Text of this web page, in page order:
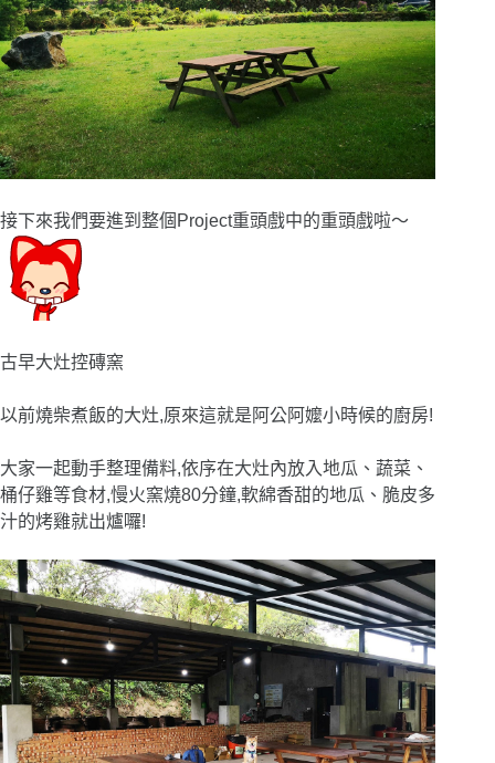
接下來我們要進到整個Project重頭戲中的重頭戲啦〜
古早大灶控磚窯
以前燒柴煮飯的大灶,原來這就是阿公阿嬤小時候的廚房!
大家一起動手整理備料,依序在大灶內放入地瓜、蔬菜、
桶仔雞等食材,慢火窯燒80分鐘,軟綿香甜的地瓜、脆皮多
汁的烤雞就出爐囉!